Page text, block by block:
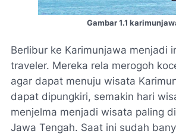
Gambar 1.1
Berlibur ke Karimunjawa menjadi
traveler. Mereka rela merogoh
agar dapat menuju wisata
dapat dipungkiri, semakin hari
menjelma menjadi wisata paling
Jawa Tengah. Saat ini sudah